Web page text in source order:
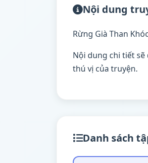
Nội dung
Rừng Già Than
Nội dung chi tiết
thú vị của truyện.
Danh sách